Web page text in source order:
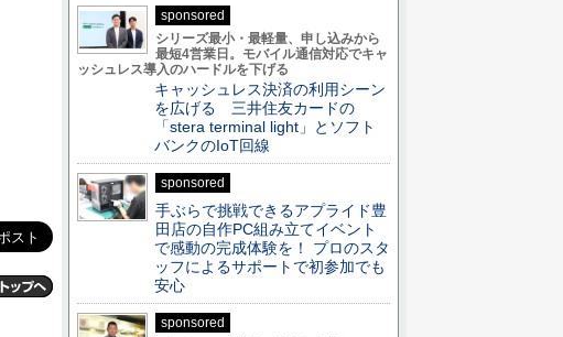
sponsored
シリーズ最小・最軽量、申し込みから
最短4営業日。モバイル通信対応でキャ
ッシュレス導入のハードルを下げる
キャッシュレス決済の利用シーン
を広げる 三井住友カードの
「stera terminal light」とソフト
バンクのIoT回線
sponsored
手ぶらで挑戦できるアプライド豊
田店の自作PC組み立てイベント
で感動の完成体験を！ プロのスタ
ッフによるサポートで初参加でも
安心
sponsored